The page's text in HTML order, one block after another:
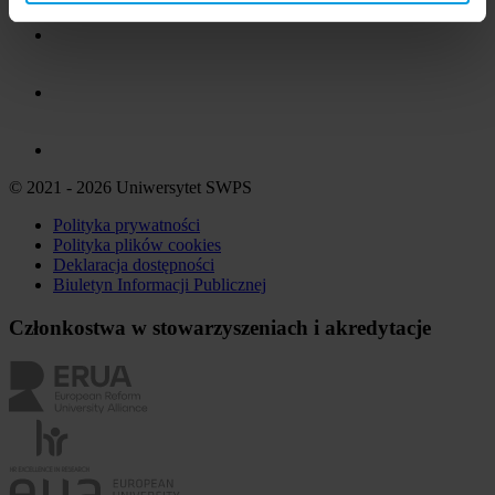
© 2021 - 2026 Uniwersytet SWPS
Polityka prywatności
Polityka plików cookies
Deklaracja dostępności
Biuletyn Informacji Publicznej
Członkostwa w stowarzyszeniach i akredytacje